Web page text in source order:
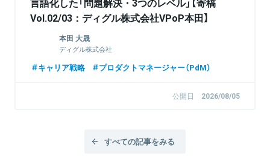
Vol.02/03：ディグル株式会社VPoP本田】
本田 大晟
ディグル株式会社
キャリア戦略 プロダクトマネージャー（PdM）
公開日 2026/08/05
すべての記事をみる